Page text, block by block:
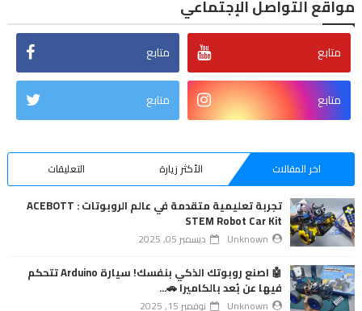
مواقع التواصل الإجتماعي
متابع متابع
متابع متابع
اخر المقالات الأكثر زيارة التعليقات
تجربة تعليمية متقدمة في عالم الروبوتات : ACEBOTT
STEM Robot Car Kit
Unknown ديسمبر 05, 2025
🤖 اصنع روبوتك الذكي بنفسك! سيارة Arduino تتحكم
فيها عن بُعد بالكاميرا 🚗...
Unknown نوفمبر 15, 2025